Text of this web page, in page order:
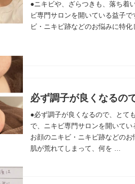
●ニキビや、ざらつきも、落ち
ビ専門サロンを開いている益子
ビ・ニキビ跡などのお悩みに特
必ず調子が良くなるの
●必ず調子が良くなるので、とて
で、ニキビ専門サロンを開いてい
お顔のニキビ・ニキビ跡などのお
肌が荒れてしまって、何を …